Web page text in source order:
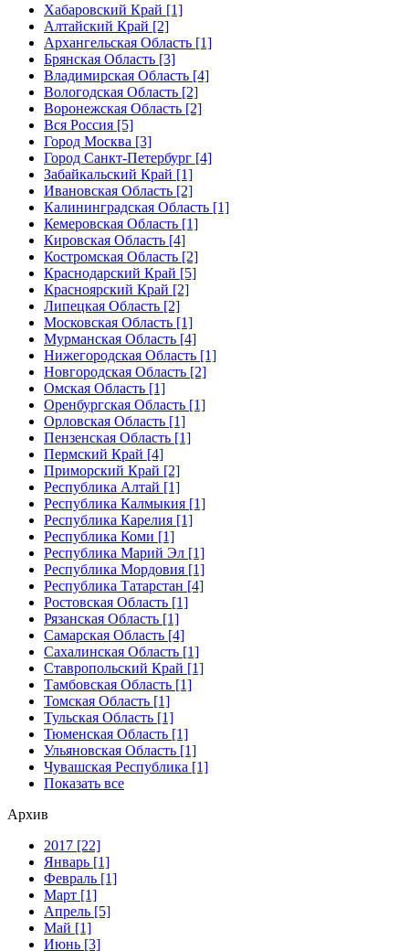
Хабаровский Край [1]
Алтайский Край [2]
Архангельская Область [1]
Брянская Область [3]
Владимирская Область [4]
Вологодская Область [2]
Воронежская Область [2]
Вся Россия [5]
Город Москва [3]
Город Санкт-Петербург [4]
Забайкальский Край [1]
Ивановская Область [2]
Калининградская Область [1]
Кемеровская Область [1]
Кировская Область [4]
Костромская Область [2]
Краснодарский Край [5]
Красноярский Край [2]
Липецкая Область [2]
Московская Область [1]
Мурманская Область [4]
Нижегородская Область [1]
Новгородская Область [2]
Омская Область [1]
Оренбургская Область [1]
Орловская Область [1]
Пензенская Область [1]
Пермский Край [4]
Приморский Край [2]
Республика Алтай [1]
Республика Калмыкия [1]
Республика Карелия [1]
Республика Коми [1]
Республика Марий Эл [1]
Республика Мордовия [1]
Республика Татарстан [4]
Ростовская Область [1]
Рязанская Область [1]
Самарская Область [4]
Сахалинская Область [1]
Ставропольский Край [1]
Тамбовская Область [1]
Томская Область [1]
Тульская Область [1]
Тюменская Область [1]
Ульяновская Область [1]
Чувашская Республика [1]
Показать все
Архив
2017 [22]
Январь [1]
Февраль [1]
Март [1]
Апрель [5]
Май [1]
Июнь [3]